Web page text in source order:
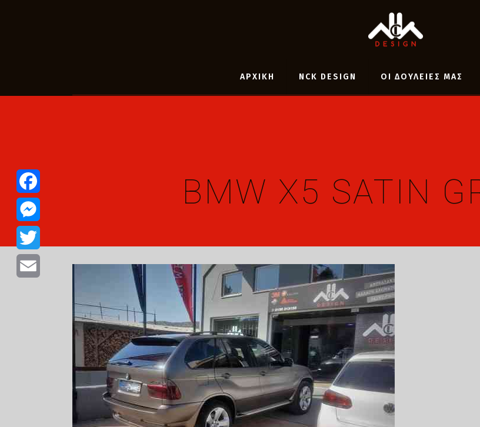
ΑΡΧΙΚΗ NCK DESIGN ΟΙ ΔΟΥΛΕΙΕΣ ΜΑΣ
BMW X5 SATIN
Facebook
Messenger
Twitter